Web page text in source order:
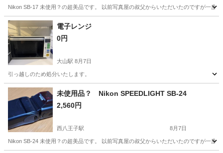
Nikon SB-17 未使用？の超美品です。 以前写真屋の叔父からいただいたのですが一度
東京 八王子市 西八王子駅
電子レンジ
0円
大山駅 8月7日
引っ越しのため処分いたします。
東京 板橋区 大山駅
未使用品？ Nikon SPEEDLIGHT SB-24
2,560円
西八王子駅 8月7日
Nikon SB-24 未使用？の超美品です。 以前写真屋の叔父からいただいたのですが一度